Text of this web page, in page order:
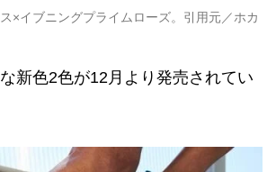
×イブニングプライムローズ。引用元／ホカ
新色2色が12月より発売されてい